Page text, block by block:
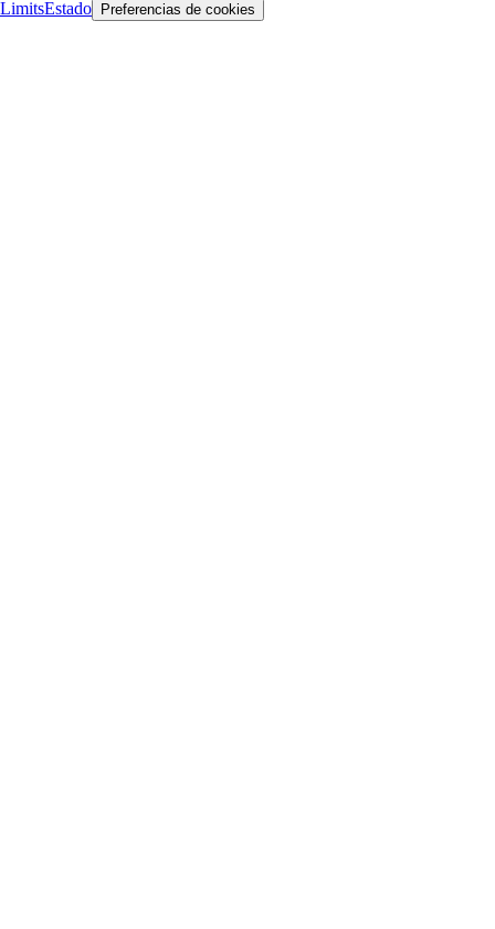
LimitsEstado Preferencias de cookies